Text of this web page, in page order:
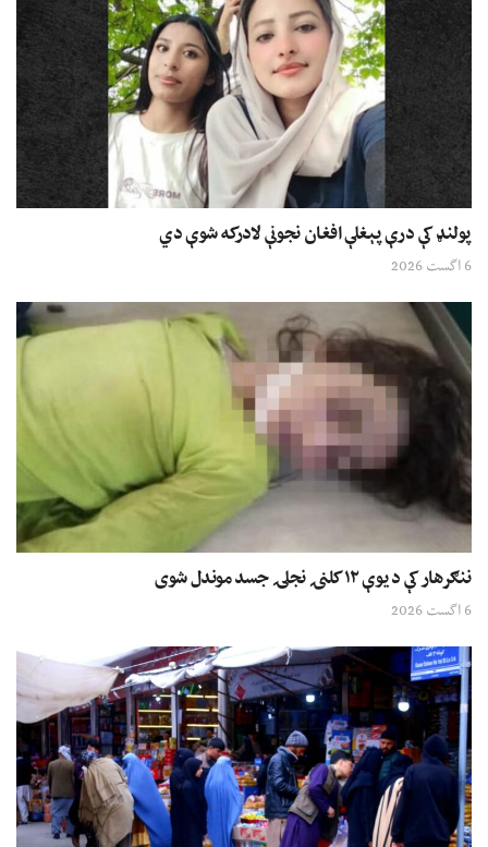
پولنډ کې درې پېغلې افغان نجونې لادرکه شوې دي
6 اگست 2026
ننګرهار کې د یوې ۱۲ کلنۍ نجلۍ جسد موندل شوی
6 اگست 2026